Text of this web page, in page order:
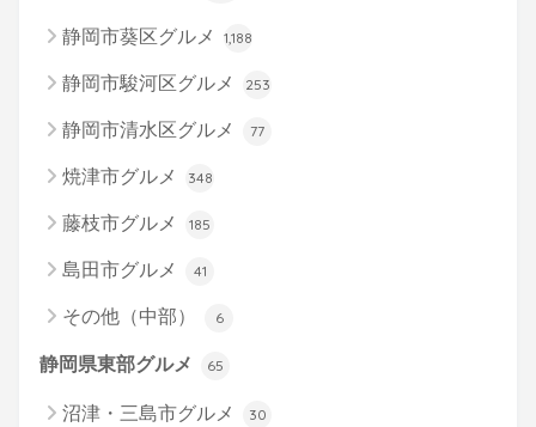
静岡市葵区グルメ 1,188
静岡市駿河区グルメ 253
静岡市清水区グルメ 77
焼津市グルメ 348
藤枝市グルメ 185
島田市グルメ 41
その他（中部） 6
静岡県東部グルメ 65
沼津・三島市グルメ 30